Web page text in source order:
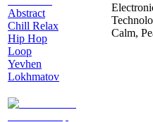
Abstract
Chill Relax
Hip Hop
Loop
Yevhen
Lokhmatov
Calm,